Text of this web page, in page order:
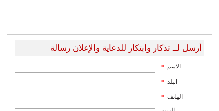
أرسل لــ تذكار وابتكار للدعاية والإعلان رسالة
الاسم *
البلد *
الهاتف *